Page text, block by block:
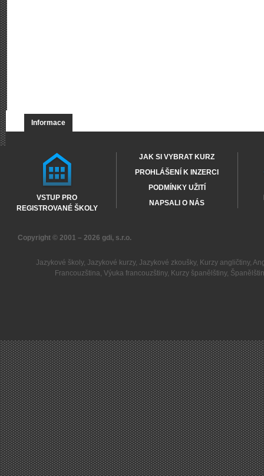
Informace
VSTUP PRO
REGISTROVANÉ ŠKOLY
JAK SI VYBRAT KURZ
PROHLÁŠENÍ K INZERCI
PODMÍNKY UŽITÍ
NAPSALI O NÁS
Copyright © 2001 – 2026 gdi, s.r.o.
Jazykové školy, Jazykové kurzy, Jazykové zkoušky, Kurzy angličtiny,
Francouzština,Výuka francouzštiny, Kurzy španělštiny,